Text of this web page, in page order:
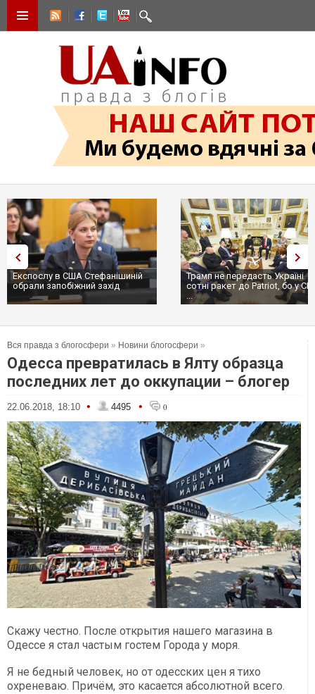
Експослу в США Стефанішиній
обрали запобіжний захід
Трамп не передасть Україні
сотні ракет до Patriot, бо у
...
Вся правда з блогосфери » Новини блогосфери »
Одесса превратилась в Ялту образца
последних лет до оккупации – блогер
22.06.2018, 18:10 • 4495 • 0
Скажу честно. После открытия нашего магазина в
Одессе я стал частым гостем Города у моря.
Я не бедный человек, но от одесских цен я тихо
охреневаю. Причём, это касается абсолютной всего.